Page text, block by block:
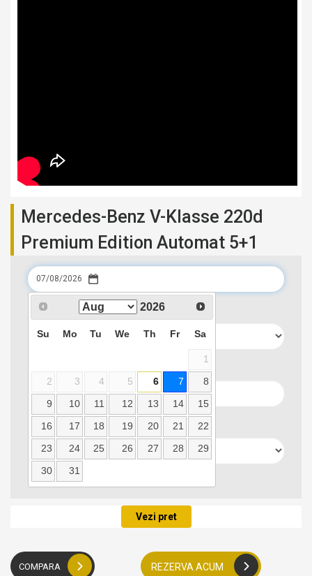
Mercedes-Benz V-Klasse 220d
Premium Edition Automat 5+1
Data preluarii
Data predarii
Vezi pret
COMPARA REZERVA ACUM
2026
Su Mo Tu We Th Fr Sa
1
2
3 4 5 6 7
8
9
10 11 12 13 14
15
16
17 18 19 20 21
22
23
24 25 26 27 28
29
30
31